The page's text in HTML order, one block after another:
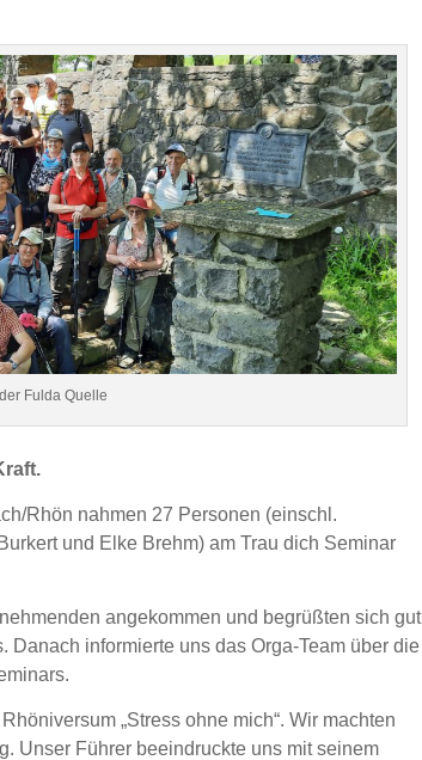
Fulda Quelle
Rhön nahmen 27 Personen (einschl.
und Elke Brehm) am Trau dich Seminar
angekommen und begrüßten sich gut
informierte uns das Orga-Team über die
„Stress ohne mich“. Wir machten
Unser Führer beeindruckte uns mit seinem